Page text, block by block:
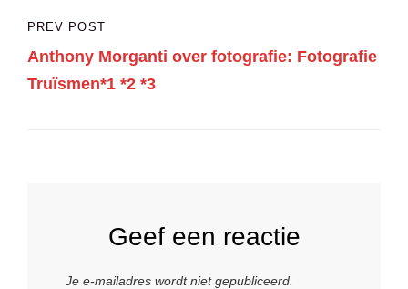
Previous
Post
PREV POST
Anthony Morganti over fotografie: Fotografie
Truïsmen*1 *2 *3
Geef een reactie
Je e-mailadres wordt niet gepubliceerd.